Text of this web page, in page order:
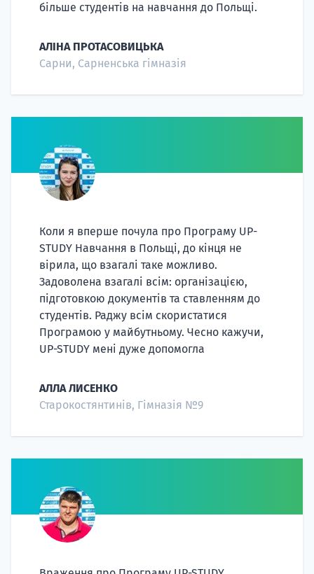
більше студентів на навчання до Польщі.
АЛІНА ПРОТАСОВИЦЬКА
Сарни, Сарненська гімназія
Коли я вперше почула про Програму UP-
STUDY Навчання в Польщі, до кінця не
вірила, що взагалі таке можливо.
Задоволена взагалі всім: організацією,
підготовкою документів та ставленням до
студентів. Раджу всім скористатися
Програмою у майбутньому. Чесно кажучи,
UP-STUDY мені дуже допомогла
АЛЛА ЛИСЕНКО
Старокостянтинів, Гімназія №9